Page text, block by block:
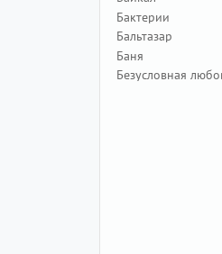
Бактерии
Бальтазар
Баня
Безусловная